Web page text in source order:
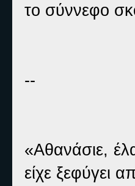
το σύννεφο
--
«Αθανάσιε,
είχε ξεφύγει